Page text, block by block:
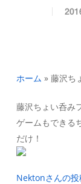
ホーム » 藤沢ち
藤沢ちょい呑み
ゲームもできる
だけ！
Nektonさんの